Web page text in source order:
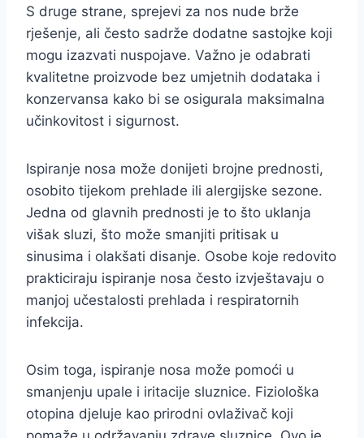
S druge strane, sprejevi za nos nude brže
rješenje, ali često sadrže dodatne sastojke koji
mogu izazvati nuspojave. Važno je odabrati
kvalitetne proizvode bez umjetnih dodataka i
konzervansa kako bi se osigurala maksimalna
učinkovitost i sigurnost.
Ispiranje nosa može donijeti brojne prednosti,
osobito tijekom prehlade ili alergijske sezone.
Jedna od glavnih prednosti je to što uklanja
višak sluzi, što može smanjiti pritisak u
sinusima i olakšati disanje. Osobe koje redovito
prakticiraju ispiranje nosa često izvještavaju o
manjoj učestalosti prehlada i respiratornih
infekcija.
Osim toga, ispiranje nosa može pomoći u
smanjenju upale i iritacije sluznice. Fiziološka
otopina djeluje kao prirodni ovlaživač koji